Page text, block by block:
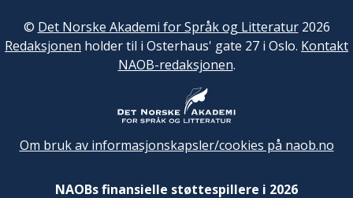
© Det Norske Akademi for Språk og Litteratur2026
Redaksjonen holder til i Osterhaus' gate 27 i Oslo. Kontakt
NAOB-redaksjonen.
Om bruk av informasjonskapsler/cookies på naob.no
NAOBs finansielle støttespillere i 2026